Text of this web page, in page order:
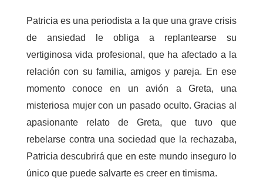
Patricia es una periodista a la que una grave crisis
de ansiedad le obliga a replantearse su
vertiginosa vida profesional, que ha afectado a la
relación con su familia, amigos y pareja. En ese
momento conoce en un avión a Greta, una
misteriosa mujer con un pasado oculto. Gracias al
apasionante relato de Greta, que tuvo que
rebelarse contra una sociedad que la rechazaba,
Patricia descubrirá que en este mundo inseguro lo
único que puede salvarte es creer en timisma.